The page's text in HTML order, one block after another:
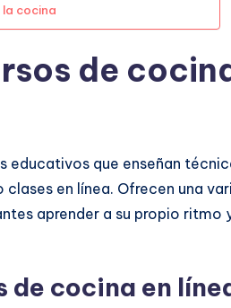
la cocina
de
educativos que enseñan
en línea. Ofrecen una
aprender a su propio ritmo
de cocina en